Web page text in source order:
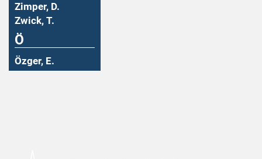
Zimper, D.
Zwick, T.
Ö
Özger, E.